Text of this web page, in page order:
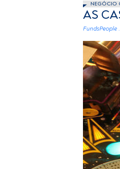
NEGÓCIO
AS
FundsPeople .